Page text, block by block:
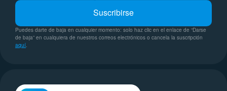
Suscribirse
Puedes darte de baja en cualquier momento: solo haz clic en el enlace de “Darse
de baja” en cualquiera de nuestros correos electrónicos o cancela la suscripción
aquí.